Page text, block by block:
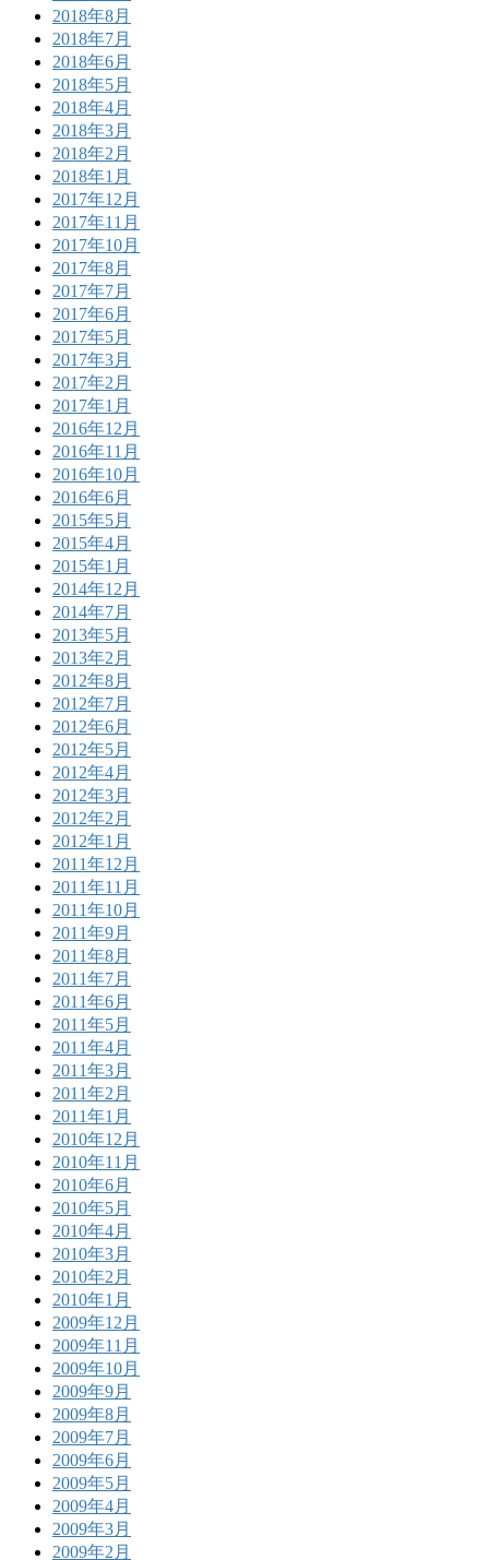
2018年8月
2018年7月
2018年6月
2018年5月
2018年4月
2018年3月
2018年2月
2018年1月
2017年12月
2017年11月
2017年10月
2017年8月
2017年7月
2017年6月
2017年5月
2017年3月
2017年2月
2017年1月
2016年12月
2016年11月
2016年10月
2016年6月
2015年5月
2015年4月
2015年1月
2014年12月
2014年7月
2013年5月
2013年2月
2012年8月
2012年7月
2012年6月
2012年5月
2012年4月
2012年3月
2012年2月
2012年1月
2011年12月
2011年11月
2011年10月
2011年9月
2011年8月
2011年7月
2011年6月
2011年5月
2011年4月
2011年3月
2011年2月
2011年1月
2010年12月
2010年11月
2010年6月
2010年5月
2010年4月
2010年3月
2010年2月
2010年1月
2009年12月
2009年11月
2009年10月
2009年9月
2009年8月
2009年7月
2009年6月
2009年5月
2009年4月
2009年3月
2009年2月